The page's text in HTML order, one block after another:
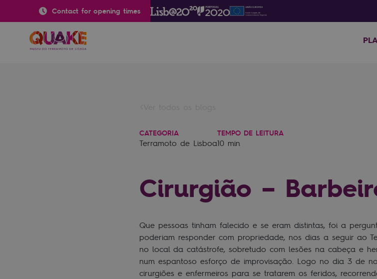
Contact for opening times
CATEGORIA
Terramoto de Lisboa
TEMPO DE LEITURA
10 min
Cirurgião –
Que pessoas tinham falecido e se eram distintas, foi a
poderiam responder com propriedade, nos dias a seguir ao
no local da catástrofe, sobretudo com lesões na cabeça e
num espantoso esforço de improvisação. Logo no dia 3 de
cirurgiões e enfermeiros para se tratarem os feridos,